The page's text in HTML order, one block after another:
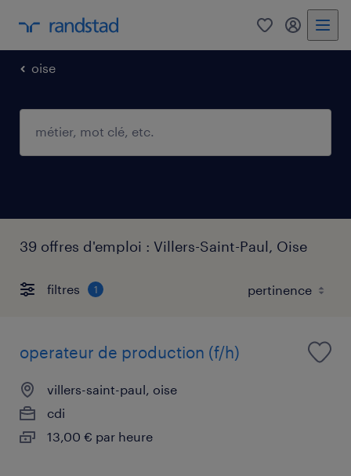
0 mon
oise
39 offres d'emploi : Villers-Saint-Paul, Oise
filtres 1
operateur de production (f/h)
villers-saint-paul, oise
cdi
13,00 € par heure